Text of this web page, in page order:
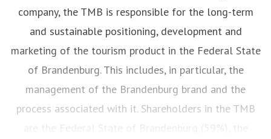
company, the TMB is responsible for the long-term
and sustainable positioning, development and
marketing of the tourism product in the Federal State
of Brandenburg. This includes, in particular, the
management of the Brandenburg brand and the
process associated with it. Shareholders in the TMB
are the Federal State of Brandenburg (59%), the